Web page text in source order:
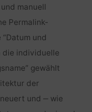
manuell
Permalink-
und
die individuelle
gewählt
der
und ‒ wie